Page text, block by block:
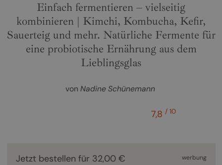
Einfach fermentieren – vielseitig
kombinieren | Kimchi, Kombucha, Kefir,
Sauerteig und mehr. Natürliche Fermente für
eine probiotische Ernährung aus dem
Lieblingsglas
von Nadine Schünemann
7,8 / 10
Jetzt bestellen für 32,00 € werbung